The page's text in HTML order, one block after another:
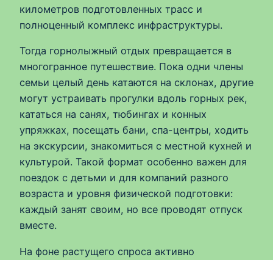
километров подготовленных трасс и
полноценный комплекс инфраструктуры.
Тогда горнолыжный отдых превращается в
многогранное путешествие. Пока одни члены
семьи целый день катаются на склонах, другие
могут устраивать прогулки вдоль горных рек,
кататься на санях, тюбингах и конных
упряжках, посещать бани, спа-центры, ходить
на экскурсии, знакомиться с местной кухней и
культурой. Такой формат особенно важен для
поездок с детьми и для компаний разного
возраста и уровня физической подготовки:
каждый занят своим, но все проводят отпуск
вместе.
На фоне растущего спроса активно